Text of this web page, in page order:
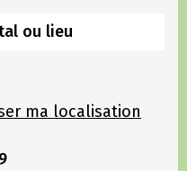
ma localisation